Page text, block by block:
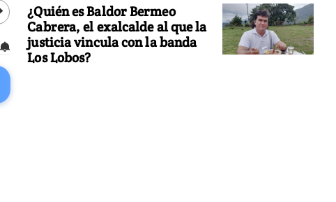
¿Quién es Baldor Bermeo
Cabrera, el exalcalde al que la
justicia vincula con la banda
Los Lobos?